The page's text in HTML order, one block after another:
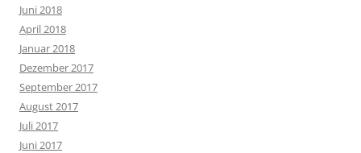
Juni 2018
April 2018
Januar 2018
Dezember 2017
September 2017
August 2017
Juli 2017
Juni 2017